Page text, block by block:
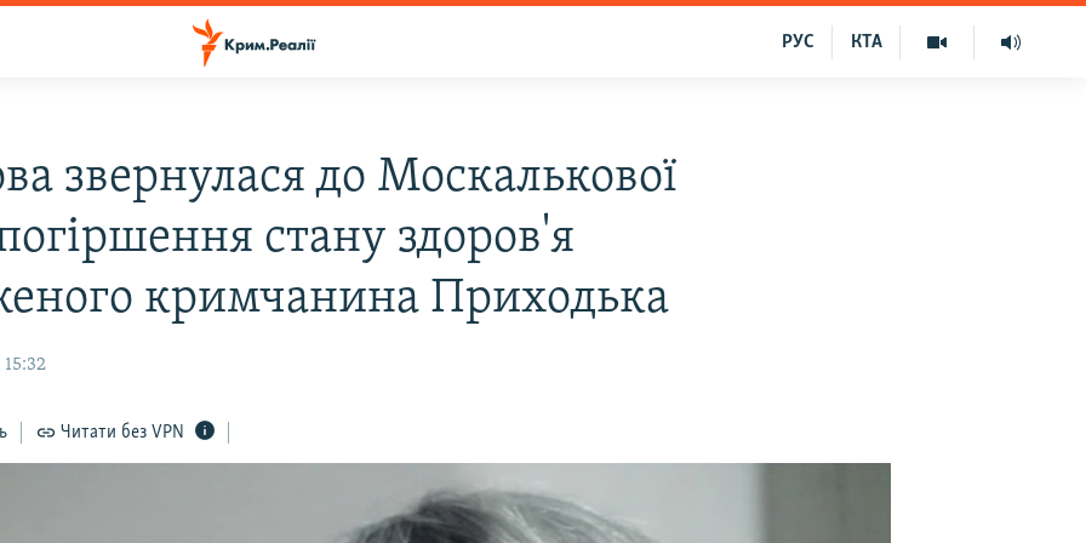
КТА
РУС
звернулася до Москалькової
стану здоров'я
кримчанина Приходька
15:32
Читати без VPN